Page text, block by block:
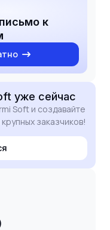
к
уже сейчас
Soft и создавайте
заказчиков!